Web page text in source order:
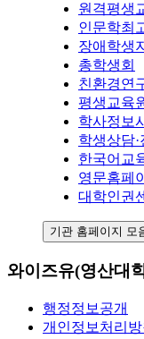
원격평생
인문학최
장애학생
총학생회
친환경연
평생교육
학사정보
학생상담
한국어교
영문홈페
대학인권
기관 홈페이지 모
와이즈유(영산대
행정정보공개
개인정보처리방